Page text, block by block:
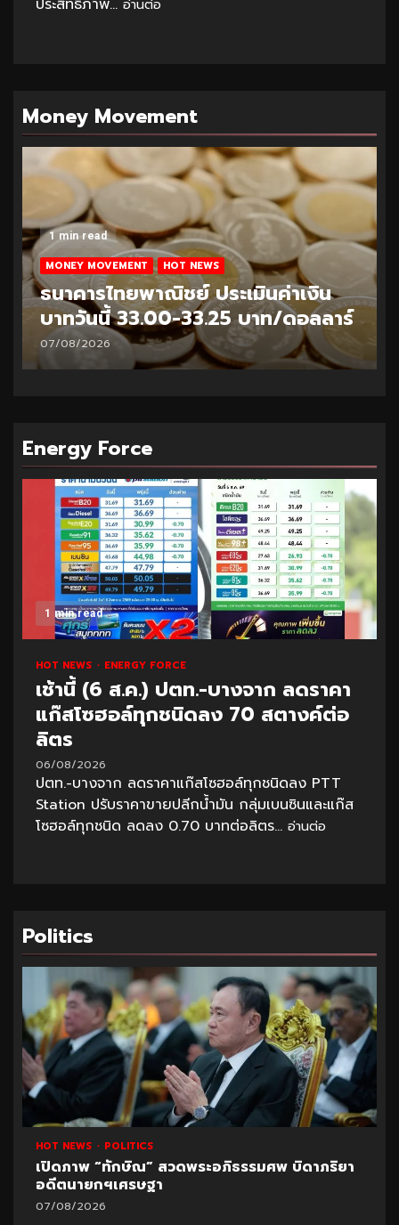
ประสิทธิภาพ... อ่านต่อ
Money Movement
1 min read
MONEY MOVEMENT HOT NEWS
ธนาคารไทยพาณิชย์ ประเมินค่าเงิน
บาทวันนี้ 33.00-33.25 บาท/ดอลลาร์
07/08/2026
Energy Force
1 min read
HOT NEWS ENERGY FORCE
เช้านี้ (6 ส.ค.) ปตท.-บางจาก ลดราคา
แก๊สโซฮอล์ทุกชนิดลง 70 สตางค์ต่อ
ลิตร
06/08/2026
ปตท.-บางจาก ลดราคาแก๊สโซฮอล์ทุกชนิดลง PTT
Station ปรับราคาขายปลีกน้ำมัน กลุ่มเบนซินและแก๊ส
โซฮอล์ทุกชนิด ลดลง 0.70 บาทต่อลิตร... อ่านต่อ
Politics
HOT NEWS POLITICS
เปิดภาพ “ทักษิณ” สวดพระอภิธรรมศพ บิดาภริยา
อดีตนายกฯเศรษฐา
07/08/2026